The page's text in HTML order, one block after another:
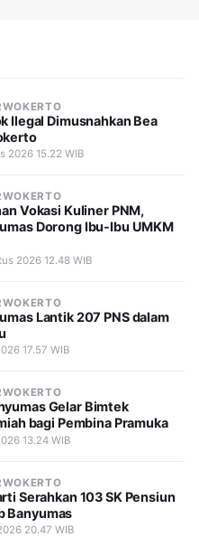
Ilegal Dimusnahkan Bea
2026 15.22 WIB
Vokasi Kuliner PNM,
Dorong Ibu-Ibu UMKM
2026 12.48 WIB
Lantik 207 PNS dalam
17.57 WIB
Gelar Bimtek
bagi Pembina Pramuka
13.24 WIB
Serahkan 103 SK Pensiun
Banyumas
20.47 WIB